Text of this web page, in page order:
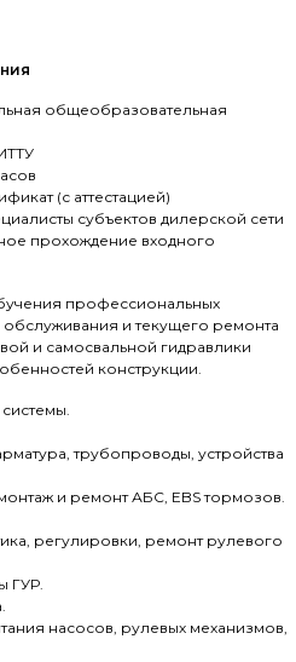
общеобразовательная
(с аттестацией)
субъектов дилерской сети
прохождение входного
профессиональных
и текущего ремонта
и самосвальной гидравлики
конструкции.
трубопроводы, устройства
и ремонт АБС, EBS тормозов.
регулировки, ремонт рулевого
ГУР.
насосов, рулевых механизмов,